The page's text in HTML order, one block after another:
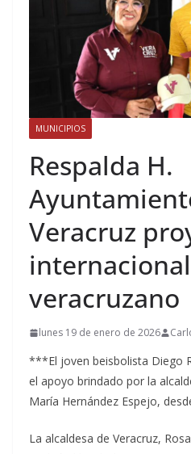
MUNICIPIOS
Respalda H.
Veracruz
veracruzano
lunes 19 de enero de 2026
***El joven beisbolista Diego
el apoyo brindado por la
María Hernández Espejo,
La alcaldesa de Veracruz,